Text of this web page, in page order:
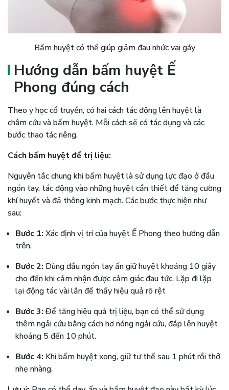
Bấm huyệt có thể giúp giảm đau nhức vai gáy
Hướng dẫn bấm huyệt Ế
Phong đúng cách
Theo y học cổ truyền, có hai cách tác động lên huyệt là
châm cứu và bấm huyệt. Mỗi cách sẽ có tác dụng và các
bước thao tác riêng.
Cách bấm huyệt để trị liệu:
Nguyên tắc chung khi bấm huyệt là sử dụng lực đạo ở đầu
ngón tay, tác động vào những huyệt cần thiết để tăng cường
khí huyết và đả thông kinh mạch. Các bước thực hiện như
sau:
Bước 1: Xác định vị trí của huyệt Ế Phong theo hướng dẫn
trên.
Bước 2: Dùng đầu ngón tay ấn giữ huyệt khoảng 10 giây
cho đến khi cảm nhận được cảm giác đau tức. Lặp đi lặp
lại động tác vài lần để thấy hiệu quả rõ rệt
Bước 3: Để tăng hiệu quả trị liệu, bạn có thể sử dụng
thêm ngải cứu bằng cách hơ nóng ngải cứu, đắp lên huyệt
khoảng 5 đến 10 phút.
Bước 4: Khi bấm huyệt xong, giữ tư thế sau 1 phút rồi thở
nhẹ nhàng.